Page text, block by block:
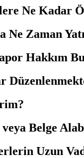
Ne Kadar
Ne Zaman
Belge
Uzun